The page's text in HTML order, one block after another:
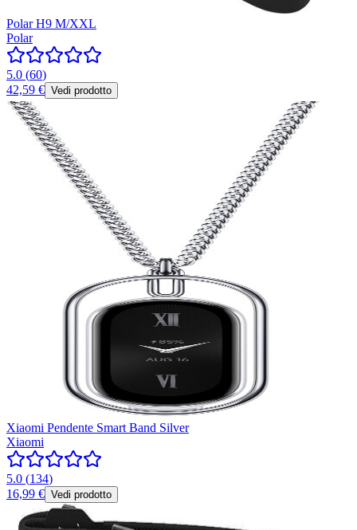
Polar H9 M/XXL
Polar
5.0 (60)
42,59 € Vedi prodotto
Xiaomi Pendente Smart Band Silver
Xiaomi
5.0 (134)
16,99 € Vedi prodotto